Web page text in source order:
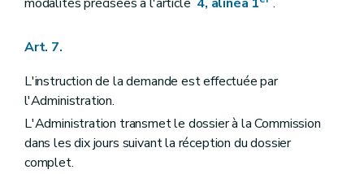
Art. 7.
L'instruction de la demande est effectuée par
l'Administration.
L'Administration transmet le dossier à la Commission
dans les dix jours suivant la réception du dossier
complet.